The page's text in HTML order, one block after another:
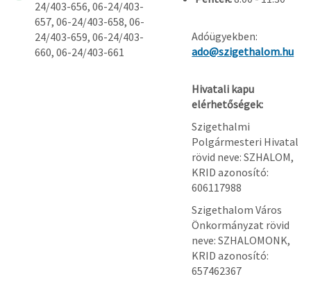
24/403-656, 06-24/403-
657, 06-24/403-658, 06-
24/403-659, 06-24/403-
660, 06-24/403-661
Adóügyekben:
ado@szigethalom.hu
Hivatali kapu
elérhetőségek:
Szigethalmi
Polgármesteri Hivatal
rövid neve: SZHALOM,
KRID azonosító:
606117988
Szigethalom Város
Önkormányzat rövid
neve: SZHALOMONK,
KRID azonosító:
657462367